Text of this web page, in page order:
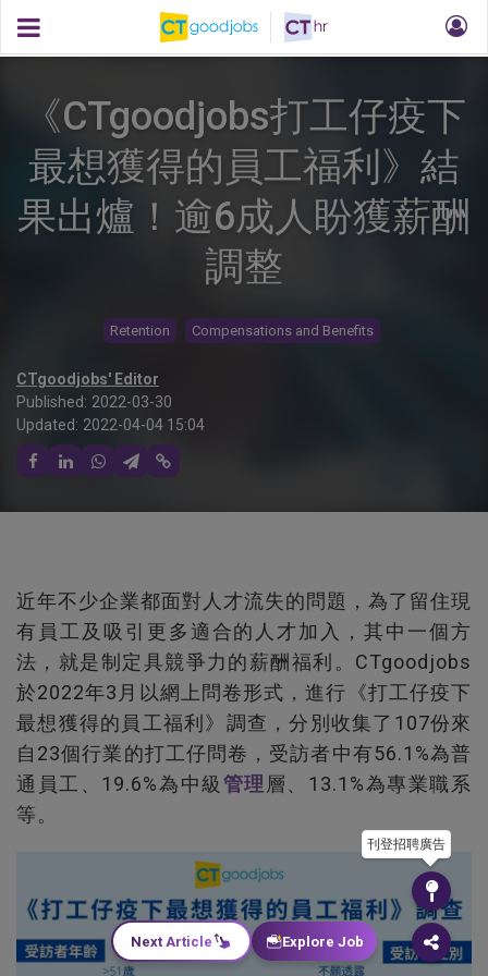
《CTgoodjobs打工仔疫下
最想獲得的員工福利》結
果出爐！逾6成人盼獲薪酬
調整
Retention Compensations and Benefits
CTgoodjobs' Editor
Published: 2022-03-30
Updated: 2022-04-04 15:04
近年不少企業都面對人才流失的問題，為了留住現
有員工及吸引更多適合的人才加入，其中一個方
法，就是制定具競爭力的薪酬福利。CTgoodjobs
於2022年3月以網上問卷形式，進行《打工仔疫下
最想獲得的員工福利》調查，分別收集了107份來
自23個行業的打工仔問卷，受訪者中有56.1%為普
通員工、19.6%為中級 管理 層、13.1%為專業職系
等。
刊登招聘廣告
Next Article Explore Job